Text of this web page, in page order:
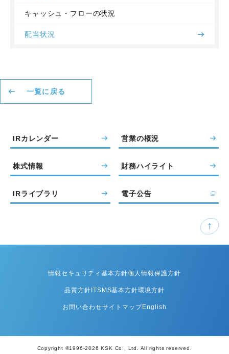
キャッシュ・フローの状況
配当状況
一覧に戻る
IRカレンダー 営業の概況
株式情報 財務ハイライト
IRライブラリ 電子公告
情報セキュリティ基本方針個人情報保護方針
品質方針 ITSMS基本方針環境方針
お問い合わせサイトマップEnglish
Copyright ©1996-2026 KSK Co., Ltd. All rights reserved.